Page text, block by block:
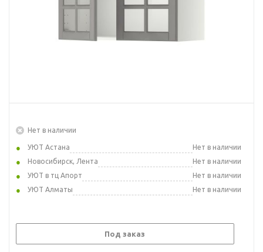
Нет в наличии
УЮТ Астана
Нет в наличии
Новосибирск, Лента
Нет в наличии
УЮТ в тц Апорт
Нет в наличии
УЮТ Алматы
Нет в наличии
Под заказ